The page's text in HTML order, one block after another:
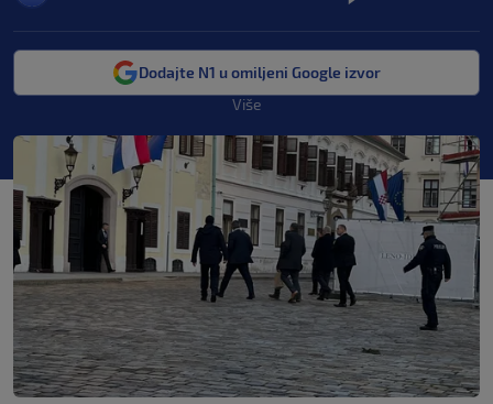
Dodajte N1 u omiljeni Google izvor
Više